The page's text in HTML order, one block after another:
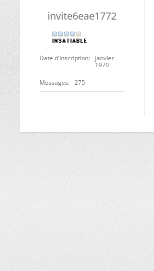
invite6eae1772
Date d'inscription
janvier
1970
Messages 275